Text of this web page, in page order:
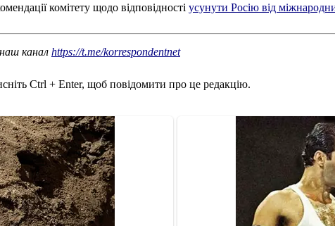
комітету щодо відповідності усунути Росію від
канал https://t.me/korrespondentnet
Ctrl + Enter, щоб повідомити про це редакцію.